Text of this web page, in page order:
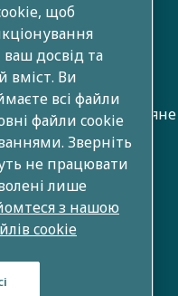
інноваційні
включаючи повітряне
та
портфоліо з 80+
які змінюють
щоб
досвід та
вміст. Ви
всі файли
файли cookie
Зверніть
не працювати
лише
з нашою
cookie